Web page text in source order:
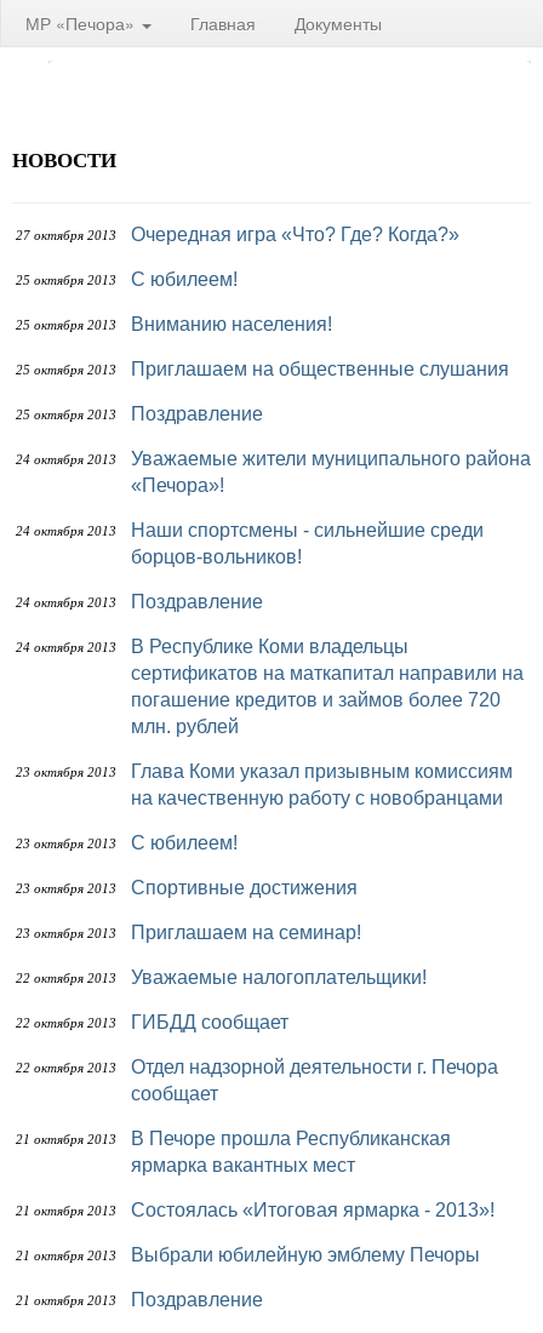
МР «Печора» Главная Документы
НОВОСТИ
27 октября 2013 Очередная игра «Что? Где? Когда?»
25 октября 2013 С юбилеем!
25 октября 2013 Вниманию населения!
25 октября 2013 Приглашаем на общественные слушания
25 октября 2013 Поздравление
24 октября 2013
Уважаемые жители муниципального района
«Печора»!
24 октября 2013
Наши спортсмены - сильнейшие среди
борцов-вольников!
24 октября 2013 Поздравление
24 октября 2013
В Республике Коми владельцы
сертификатов на маткапитал направили на
погашение кредитов и займов более 720
млн. рублей
23 октября 2013
Глава Коми указал призывным комиссиям
на качественную работу с новобранцами
23 октября 2013 С юбилеем!
23 октября 2013 Спортивные достижения
23 октября 2013 Приглашаем на семинар!
22 октября 2013 Уважаемые налогоплательщики!
22 октября 2013 ГИБДД сообщает
22 октября 2013
Отдел надзорной деятельности г. Печора
сообщает
21 октября 2013
В Печоре прошла Республиканская
ярмарка вакантных мест
21 октября 2013 Состоялась «Итоговая ярмарка - 2013»!
21 октября 2013 Выбрали юбилейную эмблему Печоры
21 октября 2013 Поздравление